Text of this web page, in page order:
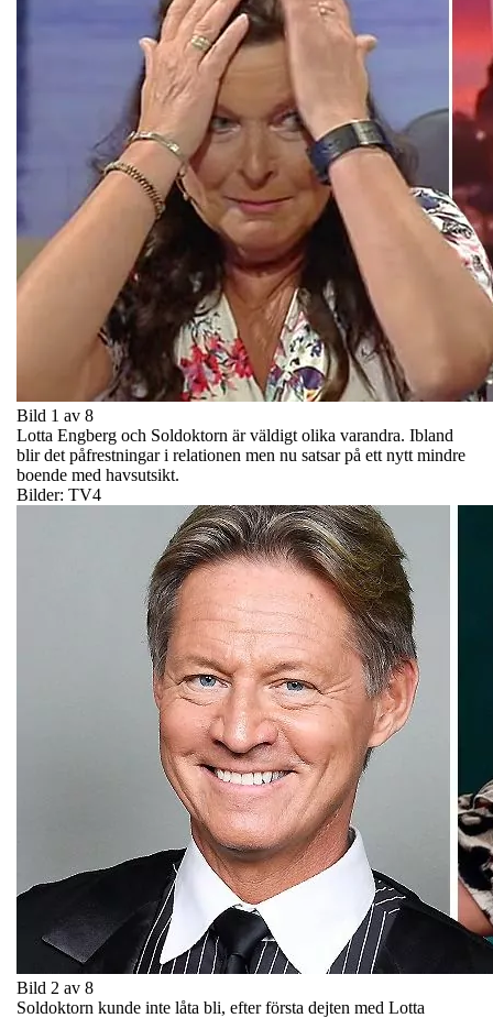
Bild 1 av 8
Lotta Engberg och Soldoktorn är väldigt olika varandra. Ibland
blir det påfrestningar i relationen men nu satsar på ett nytt mindre
boende med havsutsikt.
Bilder: TV4
Bild 2 av 8
Soldoktorn kunde inte låta bli, efter första dejten med Lotta